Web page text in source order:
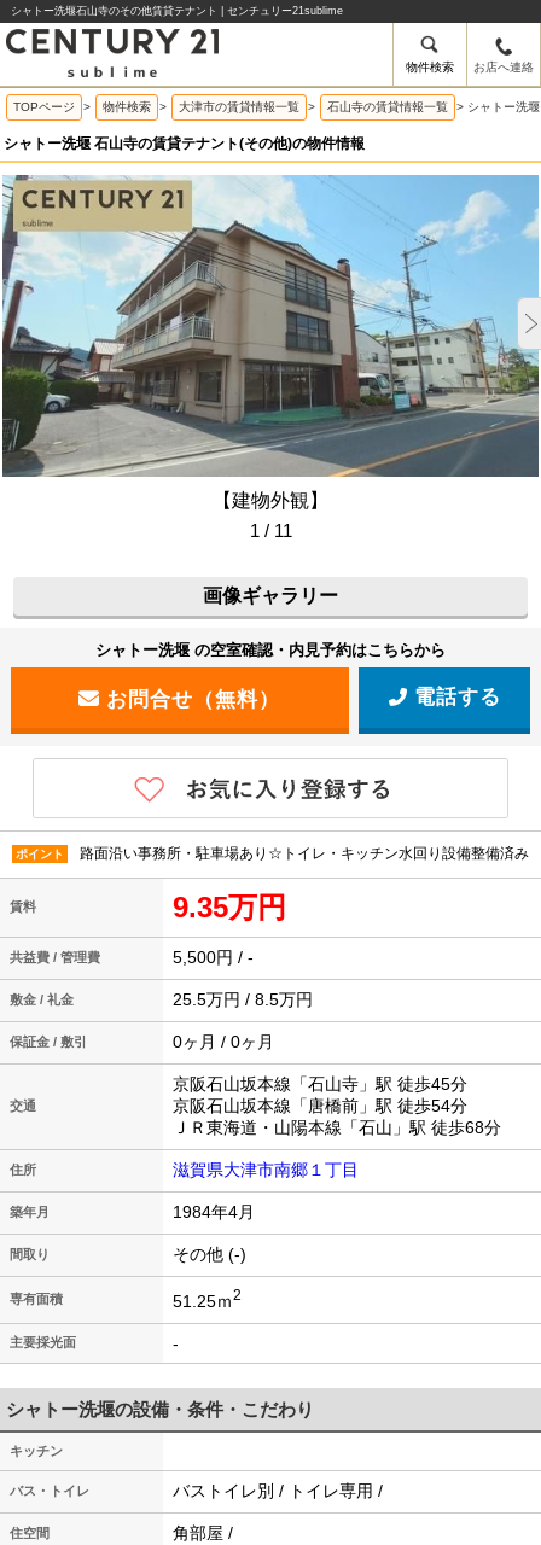
シャトー洗堰石山寺のその他賃貸テナント | センチュリー21sublime
物件検索 お店へ連絡
TOPページ > 物件検索 > 大津市の賃貸情報一覧 > 石山寺の賃貸情報一覧 > シャトー洗
シャトー洗堰 石山寺の賃貸テナント(その他)の物件情報
【建物外観】
1 / 11
画像ギャラリー
シャトー洗堰 の空室確認・内見予約はこちらから
電話する
ポイント 路面沿い事務所・駐車場あり☆トイレ・キッチン水回り設備整備済み
賃料 9.35万円
共益費 / 管理費 5,500円 / -
敷金 / 礼金 25.5万円 / 8.5万円
保証金 / 敷引 0ヶ月 / 0ヶ月
交通
京阪石山坂本線「石山寺」駅 徒歩45分
京阪石山坂本線「唐橋前」駅 徒歩54分
ＪＲ東海道・山陽本線「石山」駅 徒歩68分
住所 滋賀県大津市南郷１丁目
築年月 1984年4月
間取り その他 (-)
専有面積 51.25ｍ2
主要採光面 -
シャトー洗堰の設備・条件・こだわり
キッチン
バス・トイレ バストイレ別 / トイレ専用 /
住空間 角部屋 /